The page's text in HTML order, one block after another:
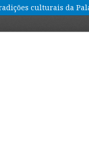
culturais da